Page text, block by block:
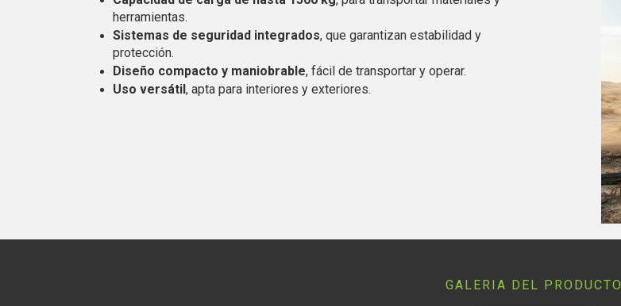
herramientas.
Sistemas de seguridad integrados, que garantizan estabilidad y
protección.
Diseño compacto y maniobrable, fácil de transportar y operar.
Uso versátil , apta para interiores y exteriores.
GALERIA DEL PRODUCTO